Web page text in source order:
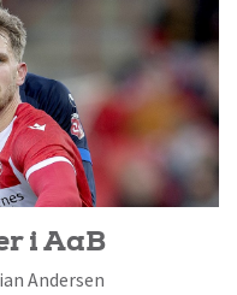
i AaB
Andersen